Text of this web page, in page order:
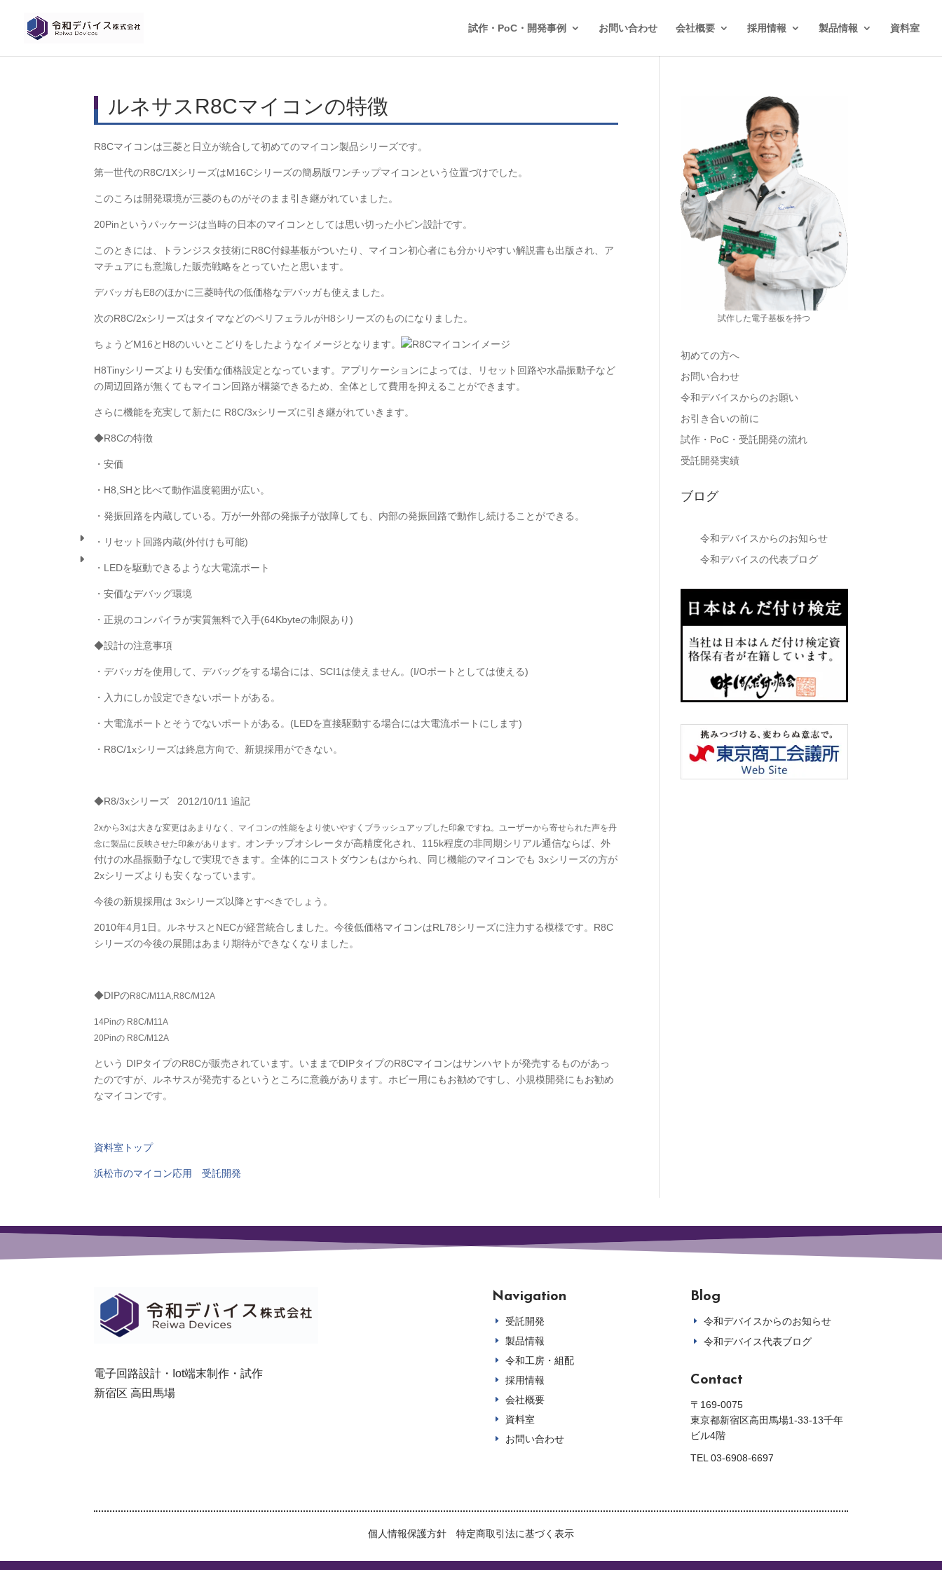
試作・PoC・開発事例 お問い合わせ 会社概要 採用情報 製品情報 資料室
ルネサスR8Cマイコンの特徴
R8Cマイコンは三菱と日立が統合して初めてのマイコン製品シリーズです。
第一世代のR8C/1XシリーズはM16Cシリーズの簡易版ワンチップマイコンという位置づけでした。
このころは開発環境が三菱のものがそのまま引き継がれていました。
20Pinというパッケージは当時の日本のマイコンとしては思い切った小ピン設計です。
このときには、トランジスタ技術にR8C付録基板がついたり、マイコン初心者にも分かりやすい解説書も出版され、ア
マチュアにも意識した販売戦略をとっていたと思います。
デバッガもE8のほかに三菱時代の低価格なデバッガも使えました。
次のR8C/2xシリーズはタイマなどのペリフェラルがH8シリーズのものになりました。
ちょうどM16とH8のいいとこどりをしたようなイメージとなります。
H8Tinyシリーズよりも安価な価格設定となっています。アプリケーションによっては、リセット回路や水晶振動子など
の周辺回路が無くてもマイコン回路が構築できるため、全体として費用を抑えることができます。
さらに機能を充実して新たに R8C/3xシリーズに引き継がれていきます。
◆R8Cの特徴
・安価
・H8,SHと比べて動作温度範囲が広い。
・発振回路を内蔵している。万が一外部の発振子が故障しても、内部の発振回路で動作し続けることができる。
・リセット回路内蔵(外付けも可能)
・LEDを駆動できるような大電流ポート
・安価なデバッグ環境
・正規のコンパイラが実質無料で入手(64Kbyteの制限あり)
◆設計の注意事項
・デバッガを使用して、デバッグをする場合には、SCI1は使えません。(I/Oポートとしては使える)
・入力にしか設定できないポートがある。
・大電流ポートとそうでないポートがある。(LEDを直接駆動する場合には大電流ポートにします)
・R8C/1xシリーズは終息方向で、新規採用ができない。
◆R8/3xシリーズ 2012/10/11 追記
2xから3xは大きな変更はあまりなく、マイコンの性能をより使いやすくブラッシュアップした印象ですね。ユーザーから寄せられた声を丹
念に製品に反映させた印象があります。 オンチップオシレータが高精度化され、115k程度の非同期シリアル通信ならば、外
付けの水晶振動子なしで実現できます。全体的にコストダウンもはかられ、同じ機能のマイコンでも 3xシリーズの方が
2xシリーズよりも安くなっています。
今後の新規採用は 3xシリーズ以降とすべきでしょう。
2010年4月1日。ルネサスとNECが経営統合しました。今後低価格マイコンはRL78シリーズに注力する模様です。R8C
シリーズの今後の展開はあまり期待ができなくなりました。
◆DIPのR8C/M11A,R8C/M12A
14Pinの R8C/M11A
20Pinの R8C/M12A
という DIPタイプのR8Cが販売されています。いままでDIPタイプのR8Cマイコンはサンハヤトが発売するものがあっ
たのですが、ルネサスが発売するというところに意義があります。ホビー用にもお勧めですし、小規模開発にもお勧め
なマイコンです。
資料室トップ
浜松市のマイコン応用 受託開発
試作した電子基板を持つ
初めての方へ
お問い合わせ
令和デバイスからのお願い
お引き合いの前に
試作・PoC・受託開発の流れ
受託開発実績
ブログ
令和デバイスからのお知らせ
令和デバイスの代表ブログ
電子回路設計・Iot端末制作・試作
新宿区 高田馬場
Navigation
E 受託開発
E 製品情報
E 令和工房・組配
E 採用情報
E 会社概要
E 資料室
E お問い合わせ
Blog
E 令和デバイスからのお知らせ
E 令和デバイス代表ブログ
Contact
〒169-0075
東京都新宿区高田馬場1-33-13千年
ビル4階
TEL 03-6908-6697
個人情報保護方針 特定商取引法に基づく表示